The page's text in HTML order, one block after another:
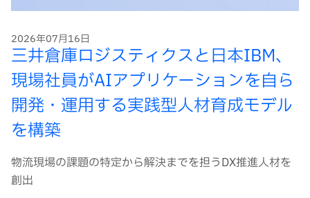
2026年07月16日
三井倉庫ロジスティクスと日本IBM、
現場社員がAIアプリケーションを自ら
開発・運用する実践型人材育成モデル
を構築
物流現場の課題の特定から解決までを担うDX推進人材を
創出